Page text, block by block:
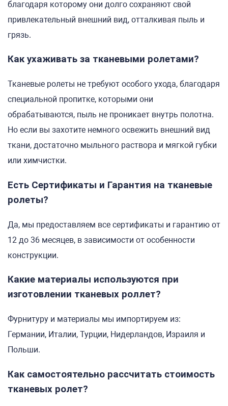
благодаря которому они долго сохраняют свой
привлекательный внешний вид, отталкивая пыль и
грязь.
Как ухаживать за тканевыми ролетами?
Тканевые ролеты не требуют особого ухода, благодаря
специальной пропитке, которыми они
обрабатываются, пыль не проникает внутрь полотна.
Но если вы захотите немного освежить внешний вид
ткани, достаточно мыльного раствора и мягкой губки
или химчистки.
Есть Сертификаты и Гарантия на тканевые
ролеты?
Да, мы предоставляем все сертификаты и гарантию от
12 до 36 месяцев, в зависимости от особенности
конструкции.
Какие материалы используются при
изготовлении тканевых роллет?
Фурнитуру и материалы мы импортируем из:
Германии, Италии, Турции, Нидерландов, Израиля и
Польши.
Как самостоятельно рассчитать стоимость
тканевых ролет?